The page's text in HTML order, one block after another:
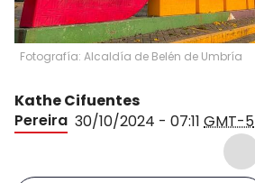
Fotografía: Alcaldía de Belén de Umbría
Kathe Cifuentes
Pereira 30/10/2024 - 07:11 GMT-5